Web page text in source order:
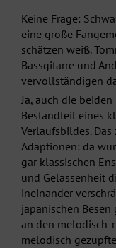
Keine Frage:
eine große
schätzen weiß.
Bassgitarre und
vervollständigen
Ja, auch die
Bestandteil eines
Verlaufsbildes.
Adaptionen: da
gar klassischen
und Gelassenheit
ineinander
japanischen
an den melodisch-
melodisch